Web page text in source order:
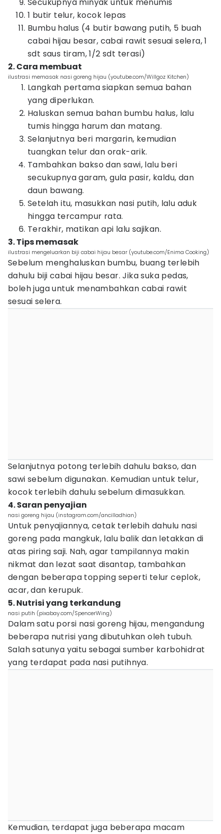
1 butir telur, kocok lepas
Bumbu halus (4 butir bawang putih, 5 buah
cabai hijau besar, cabai rawit sesuai selera, 1
sdt saus tiram, 1/2 sdt terasi)
2. Cara membuat
ilustrasi memasak nasi goreng hijau (youtube.com/Willgoz Kitchen)
Langkah pertama siapkan semua bahan
yang diperlukan.
Haluskan semua bahan bumbu halus, lalu
tumis hingga harum dan matang.
Selanjutnya beri margarin, kemudian
tuangkan telur dan orak-arik.
Tambahkan bakso dan sawi, lalu beri
secukupnya garam, gula pasir, kaldu, dan
daun bawang.
Setelah itu, masukkan nasi putih, lalu aduk
hingga tercampur rata.
Terakhir, matikan api lalu sajikan.
3. Tips memasak
ilustrasi mengeluarkan biji cabai hijau besar (youtube.com/Enima Cooking)
Sebelum menghaluskan bumbu, buang terlebih
dahulu biji cabai hijau besar. Jika suka pedas,
boleh juga untuk menambahkan cabai rawit
sesuai selera.
Selanjutnya potong terlebih dahulu bakso, dan
sawi sebelum digunakan. Kemudian untuk telur,
kocok terlebih dahulu sebelum dimasukkan.
4. Saran penyajian
nasi goreng hijau (instagram.com/ancilladhian)
Untuk penyajiannya, cetak terlebih dahulu nasi
goreng pada mangkuk, lalu balik dan letakkan di
atas piring saji. Nah, agar tampilannya makin
nikmat dan lezat saat disantap, tambahkan
dengan beberapa topping seperti telur ceplok,
acar, dan kerupuk.
5. Nutrisi yang terkandung
nasi putih (pixabay.com/SpencerWing)
Dalam satu porsi nasi goreng hijau, mengandung
beberapa nutrisi yang dibutuhkan oleh tubuh.
Salah satunya yaitu sebagai sumber karbohidrat
yang terdapat pada nasi putihnya.
Kemudian, terdapat juga beberapa macam